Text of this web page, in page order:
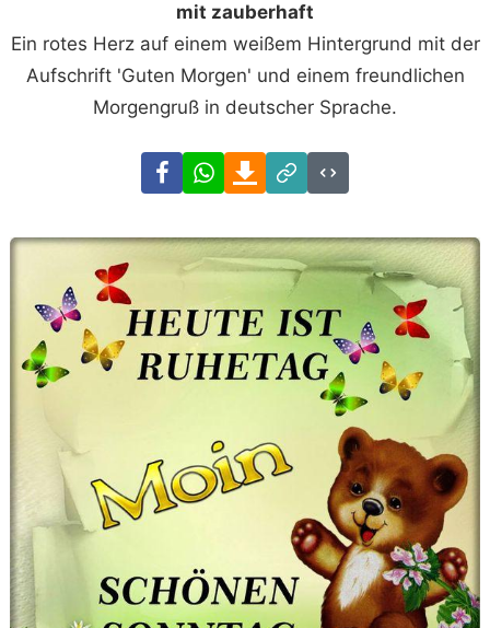
mit zauberhaft
Ein rotes Herz auf einem weißem Hintergrund mit der
Aufschrift 'Guten Morgen' und einem freundlichen
Morgengruß in deutscher Sprache.
FacebookWhatsAppDownload
Link
Code